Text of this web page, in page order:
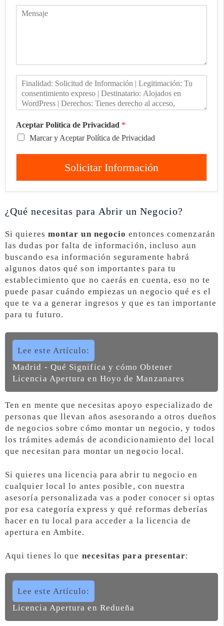
Aceptar Política de Privacidad *
Marcar y Aceptar Política de Privacidad
Solicitar Información
¿Qué necesitas para Abrir un Negocio?
Si quieres montar un negocio entonces comenzarán
las dudas por falta de información, incluso aun
buscando esa información seguramente habrá
algunos datos qué son importantes para tu
establecimiento que no caerás en cuenta, eso no te
puede pasar cuándo empiezas un negocio qué es el
que te va a generar ingresos y que es tan importante
para tu futuro.
Lee este Artículo:
Madrid - Qué Significa y cómo Obtener
Licencia Apertura en Hoyo de Manzanares
Ten en mente que necesitas apoyo especializado de
personas que llevan años asesorando a otros dueños
de negocios sobre cómo montar un negocio, y todos
los trámites además de acondicionamiento del local
que necesitan para montar un negocio local.
Si quieres una licencia para abrir tu negocio en
cualquier local lo antes posible, con nuestra
asesoría personalizada vas a poder conocer si optas
por esa categoría express y qué reformas deberías
hacer en tu local para acceder a la licencia de
apertura en Ambite.
Aqui tienes lo que necesitas para presentar:
Lee este Artículo:
Licencia Apertura en Redueña